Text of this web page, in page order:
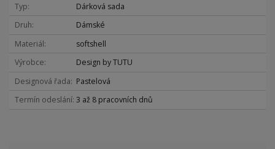
Typ
Dárková sada
Druh
Dámské
Materiál
softshell
Výrobce
Design by TUTU
Designová řada
Pastelová
Termín odeslání 3 až 8 pracovních dnů